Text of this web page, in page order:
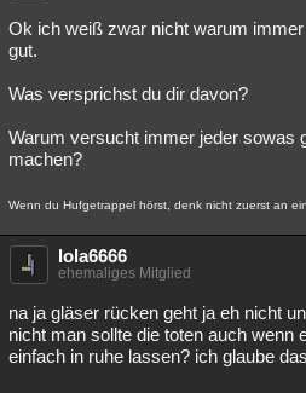
Ok ich weiß zwar nicht warum
gut.
Was versprichst du dir davon?
Warum versucht immer jeder sowas
machen?
Wenn du Hufgetrappel hörst, denk nicht zuerst an
lola6666
ehemaliges Mitglied
na ja gläser rücken geht ja eh nicht
nicht man sollte die toten auch wenn
einfach in ruhe lassen? ich glaube